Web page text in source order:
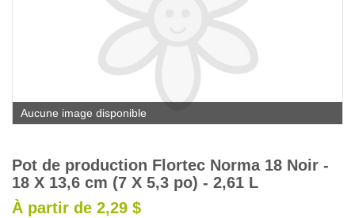
Calendrier horticole
Emplois
Service à la clientèle
Nous joindre
Aucune image disponible
Pot de production Flortec Norma 18 Noir -
18 X 13,6 cm (7 X 5,3 po) - 2,61 L
À partir de 2,29 $